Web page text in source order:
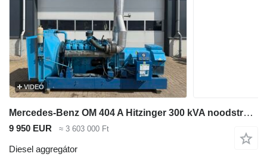
VIDEÓ
Mercedes-Benz OM 404 A Hitzinger 300 kVA noodstroom aggregaat generatorset as
9 950 EUR ≈ 3 603 000 Ft
Diesel aggregátor